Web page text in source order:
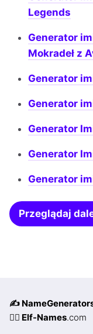
Legends
Generator
Mokradeł z
Generator
Generator
Generator
Generator
Generator
Przeglądaj
✍️
🧝‍♀️ Elf-Names.com